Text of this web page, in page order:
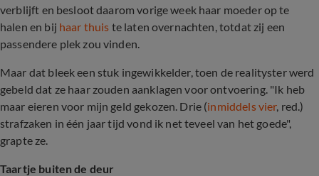
verblijft en besloot daarom vorige week haar moeder op te
halen en bij haar thuis te laten overnachten, totdat zij een
passendere plek zou vinden.
Maar dat bleek een stuk ingewikkelder, toen de realityster werd
gebeld dat ze haar zouden aanklagen voor ontvoering. "Ik heb
maar eieren voor mijn geld gekozen. Drie (inmiddels vier, red.)
strafzaken in één jaar tijd vond ik net teveel van het goede",
grapte ze.
Taartje buiten de deur